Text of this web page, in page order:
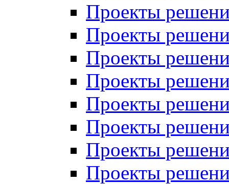
Проекты
Проекты
Проекты
Проекты
Проекты
Проекты
Проекты
Проекты